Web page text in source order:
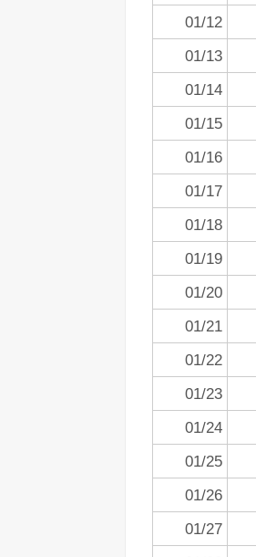
01/12
01/13
01/14
01/15
01/16
01/17
01/18
01/19
01/20
01/21
01/22
01/23
01/24
01/25
01/26
01/27